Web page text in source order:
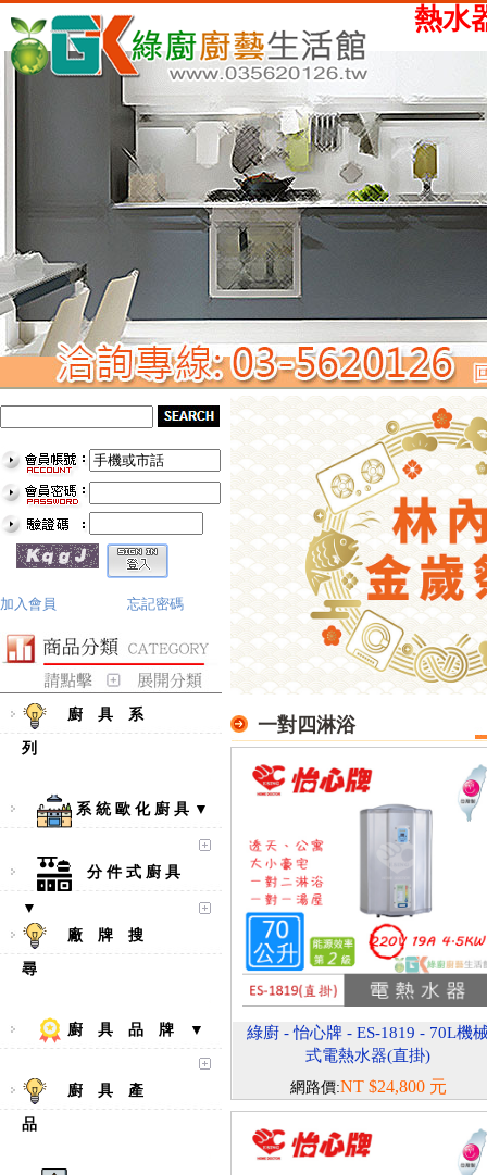
熱水器、瓦斯爐
加入會員 忘記密碼
廚 具 系
列
系 統 歐 化 廚 具 ▼
分 件 式 廚 具
▼
廠 牌 搜
尋
廚 具 品 牌 ▼
廚 具 產
品
一對四淋浴
綠廚 - 怡心牌 - ES-1819 - 70L機
式電熱水器(直掛)
網路價:NT $24,800 元